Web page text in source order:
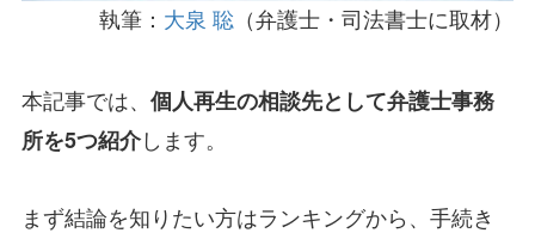
執筆： 大泉 聡 （弁護士・司法書士に取材）
本記事では、 個人再生の相談先として弁護士事務
所を5つ紹介します。
まず結論を知りたい方はランキングから、手続き